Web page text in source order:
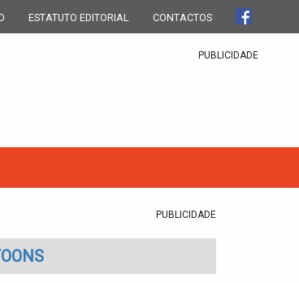
ESTATUTO EDITORIAL CONTACTOS
PUBLICIDADE
PUBLICIDADE